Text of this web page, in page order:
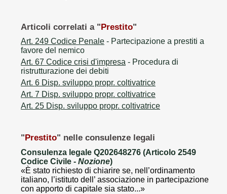
Articoli correlati a "Prestito"
Art. 249 Codice Penale - Partecipazione a prestiti a
favore del nemico
Art. 67 Codice crisi d'impresa - Procedura di
ristrutturazione dei debiti
Art. 6 Disp. sviluppo propr. coltivatrice
Art. 7 Disp. sviluppo propr. coltivatrice
Art. 25 Disp. sviluppo propr. coltivatrice
"Prestito" nelle consulenze legali
Consulenza legale Q202648276 (Articolo 2549
Codice Civile - Nozione)
«È stato richiesto di chiarire se, nell’ordinamento
italiano, l’istituto dell’ associazione in partecipazione
con apporto di capitale sia stato...»